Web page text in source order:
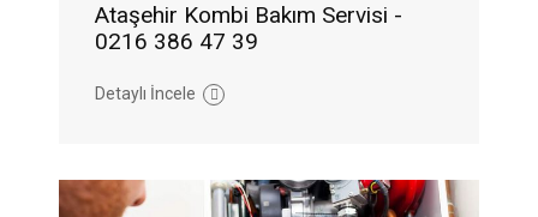
Ataşehir Kombi Bakım Servisi -
0216 386 47 39
Detaylı İncele